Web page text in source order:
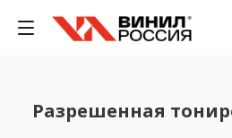
Разрешенная